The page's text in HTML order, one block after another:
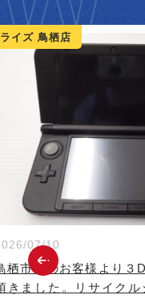
イズ 鳥栖店
07/10
栖市内のお客様より３
きました。リサイクル